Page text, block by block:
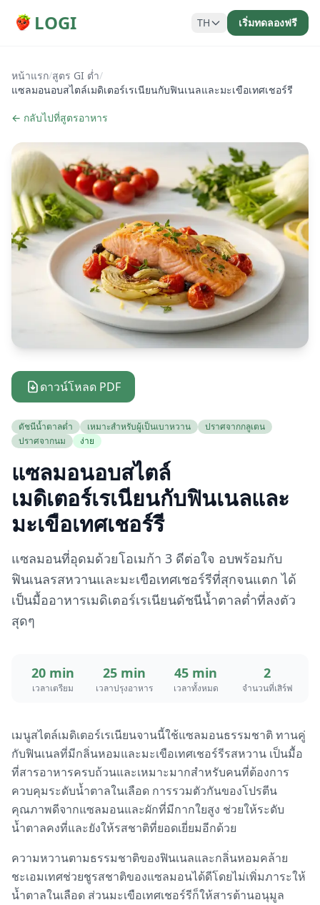
LOGI TH เริ่มทดลองฟรี
หน้าแรก/สูตร GI ต่ำ/
แซลมอนอบสไตล์เมดิเตอร์เรเนียนกับฟินเนลและมะเขือเทศเชอร์รี
← กลับไปที่สูตรอาหาร
ดาวน์โหลด PDF
ดัชนีน้ำตาลต่ำ เหมาะสำหรับผู้เป็นเบาหวาน
ปราศจากกลูเตน
ปราศจากนม
ง่าย
แซลมอนอบสไตล์
เมดิเตอร์เรเนียนกับฟินเนลและ
มะเขือเทศเชอร์รี
แซลมอนที่อุดมด้วยโอเมก้า 3 ดีต่อใจ อบพร้อมกับ
ฟินเนลรสหวานและมะเขือเทศเชอร์รีที่สุกจนแตก ได้
เป็นมื้ออาหารเมดิเตอร์เรเนียนดัชนีน้ำตาลต่ำที่ลงตัว
สุดๆ
20 min
เวลาเตรียม
25 min
เวลาปรุงอาหาร
45 min
เวลาทั้งหมด
2
จำนวนที่เสิร์ฟ
เมนูสไตล์เมดิเตอร์เรเนียนจานนี้ใช้แซลมอนธรรมชาติ ทานคู่
กับฟินเนลที่มีกลิ่นหอมและมะเขือเทศเชอร์รีรสหวาน เป็นมื้อ
ที่สารอาหารครบถ้วนและเหมาะมากสำหรับคนที่ต้องการ
ควบคุมระดับน้ำตาลในเลือด การรวมตัวกันของโปรตีน
คุณภาพดีจากแซลมอนและผักที่มีกากใยสูง ช่วยให้ระดับ
น้ำตาลคงที่และยังให้รสชาติที่ยอดเยี่ยมอีกด้วย
ความหวานตามธรรมชาติของฟินเนลและกลิ่นหอมคล้าย
ชะเอมเทศช่วยชูรสชาติของแซลมอนได้ดีโดยไม่เพิ่มภาระให้
น้ำตาลในเลือด ส่วนมะเขือเทศเชอร์รีก็ให้สารต้านอนุมูล